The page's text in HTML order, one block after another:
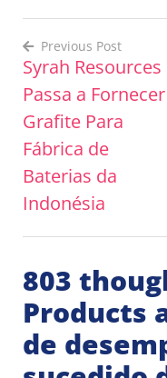
Post
navigation
Previous Post
Syrah Resources
Passa a Fornecer
Grafite Para
Fábrica de
Baterias da
Indonésia
803
Products
de